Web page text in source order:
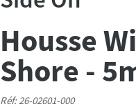
Housse
Shore -
Réf: 26-02601-000